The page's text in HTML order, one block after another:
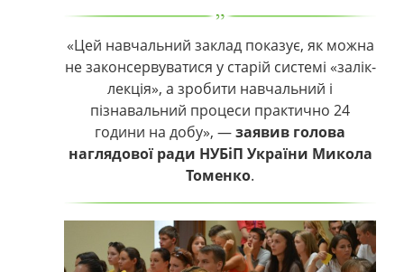
«Цей навчальний заклад показує, як можна
не законсервуватися у старій системі «залік-
лекція», а зробити навчальний і
пізнавальний процеси практично 24
години на добу», —заявив голова
наглядової ради НУБіП України Микола
Томенко.